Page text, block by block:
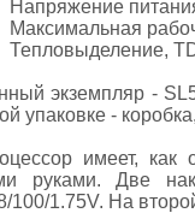
Напряжение
Максимальная
Тепловыделение,
экземпляр -
упаковке -
имеет, как
руками. Две
100/1.75V. На